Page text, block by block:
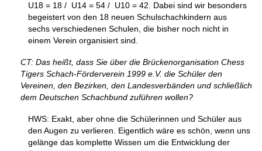
U18 = 18 / U14 = 54 / U10 = 42. Dabei sind wir besonders
begeistert von den 18 neuen Schulschachkindern aus
sechs verschiedenen Schulen, die bisher noch nicht in
einem Verein organisiert sind.
CT: Das heißt, dass Sie über die Brückenorganisation Chess
Tigers Schach-Förderverein 1999 e.V. die Schüler den
Vereinen, den Bezirken, den Landesverbänden und schließlich
dem Deutschen Schachbund zuführen wollen?
HWS: Exakt, aber ohne die Schülerinnen und Schüler aus
den Augen zu verlieren. Eigentlich wäre es schön, wenn uns
gelänge das komplette Wissen um die Entwicklung der